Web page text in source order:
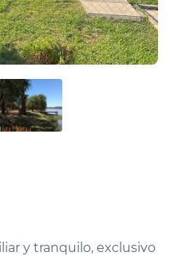
y tranquilo, exclusivo